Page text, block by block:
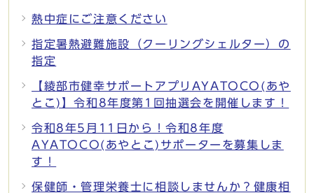
熱中症にご注意ください
指定暑熱避難施設（クーリングシェルター）の
指定
【綾部市健幸サポートアプリAYATOCO(あや
とこ)】令和8年度第1回抽選会を開催します！
令和8年5月11日から！令和8年度
AYATOCO(あやとこ)サポーターを募集しま
す！
保健師・管理栄養士に相談しませんか？健康相